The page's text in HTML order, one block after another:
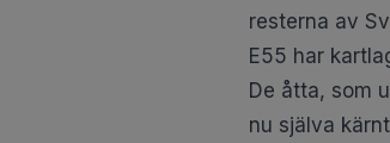
resterna av
E55 har
De åtta, som
nu själva